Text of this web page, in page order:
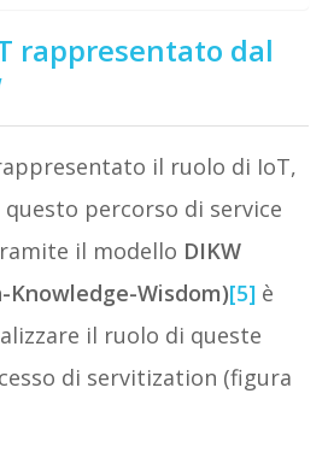
rappresentato dal
il ruolo di IoT,
percorso di service
il modello DIKW
Wisdom)[5]è
il ruolo di queste
di servitization (figura